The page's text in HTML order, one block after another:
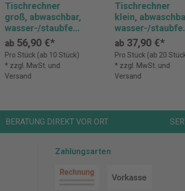
Tischrechner
groß, abwaschbar,
wasser-/staubfest,
für anspruchsvolle
Arbeitsumgebung
en CASIO WD-
320MT
ab56,90 €*
Pro Stück (ab 10 Stück)
* zzgl. MwSt. und
Versand
Tischrechner
klein,
wasser-/
für
en CASIO WM-
320MT
ab 37,90 €*
Pro Stück (ab 20
* zzgl. MwSt. und
Versand
BERATUNG DIREKT VOR ORT
Zahlungsarten